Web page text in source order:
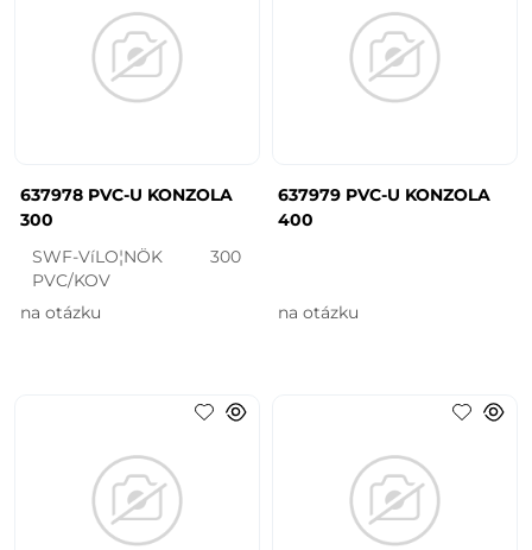
637978 PVC-U KONZOLA
300
SWF-VíLO¦NÖK 300
PVC/KOV
na otázku
637979 PVC-U KONZOLA
400
na otázku